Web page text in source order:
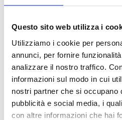
Questo sito web utilizza i
Utilizziamo i cookie per
annunci, per fornire
analizzare il nostro traffico.
informazioni sul modo in cui
nostri partner che si occupano
pubblicità e social media, i
con altre informazioni che hai
torna alla lista
IL CONTENUTO VI È